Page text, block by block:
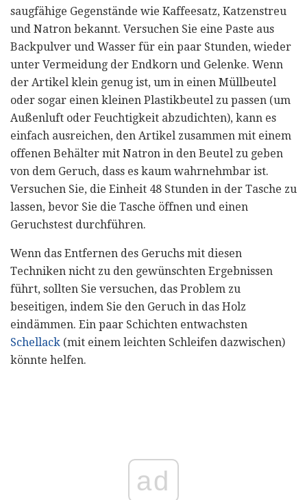
saugfähige Gegenstände wie Kaffeesatz, Katzenstreu
und Natron bekannt. Versuchen Sie eine Paste aus
Backpulver und Wasser für ein paar Stunden, wieder
unter Vermeidung der Endkorn und Gelenke. Wenn
der Artikel klein genug ist, um in einen Müllbeutel
oder sogar einen kleinen Plastikbeutel zu passen (um
Außenluft oder Feuchtigkeit abzudichten), kann es
einfach ausreichen, den Artikel zusammen mit einem
offenen Behälter mit Natron in den Beutel zu geben
von dem Geruch, dass es kaum wahrnehmbar ist.
Versuchen Sie, die Einheit 48 Stunden in der Tasche zu
lassen, bevor Sie die Tasche öffnen und einen
Geruchstest durchführen.
Wenn das Entfernen des Geruchs mit diesen
Techniken nicht zu den gewünschten Ergebnissen
führt, sollten Sie versuchen, das Problem zu
beseitigen, indem Sie den Geruch in das Holz
eindämmen. Ein paar Schichten entwachsten
Schellack (mit einem leichten Schleifen dazwischen)
könnte helfen.
ad